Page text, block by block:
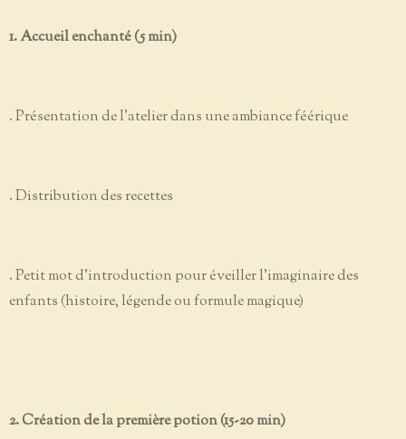
1. Accueil enchanté (5 min)
. Présentation de l’atelier dans une ambiance féérique
. Distribution des recettes
. Petit mot d’introduction pour éveiller l’imaginaire des
enfants (histoire, légende ou formule magique)
2. Création de la première potion (15-20 min)